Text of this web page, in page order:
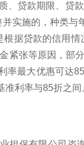
、贷款期限、贷
实施的，种类
据贷款的信用
紧张等原因，部
率最大优惠可达
利率与85折之间